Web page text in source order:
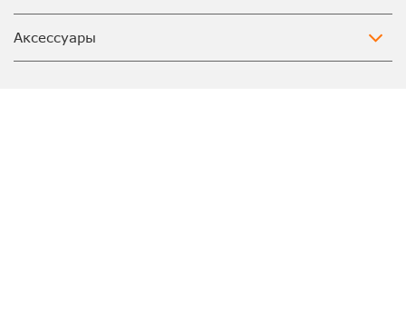
Аксессуары